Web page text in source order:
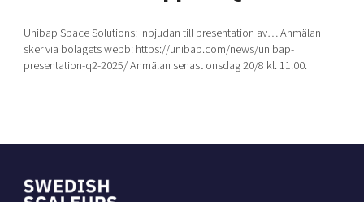
Kunskapsbank
Internationalisering
Unibap Space Solutions: Inbjudan till presentation av… Anmälan
sker via bolagets webb: https://unibap.com/news/unibap-
presentation-q2-2025/ Anmälan senast onsdag 20/8 kl. 11.00.